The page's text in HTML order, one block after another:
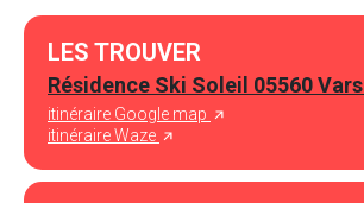
LES TROUVER
Résidence Ski Soleil 05560 Vars
itinéraire Google map
itinéraire Waze